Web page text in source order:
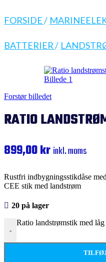
FORSIDE/
BATTERIER/
Forstør billedet
RATIO
899,00kr inkl. moms
Rustfri indbygningsstikdåse
CEE stik med landstrøm
20 på lager
-
Ratio landstrømstik med